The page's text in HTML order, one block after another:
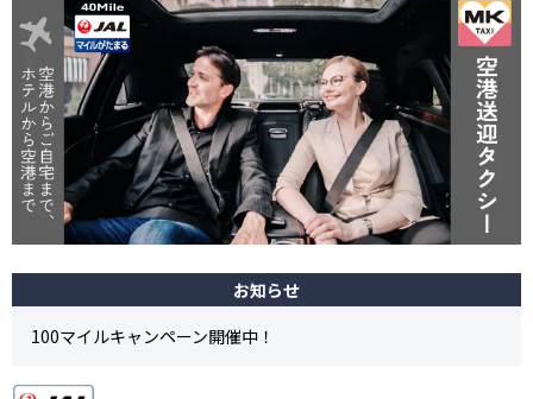
お知らせ
100マイルキャンペーン開催中！